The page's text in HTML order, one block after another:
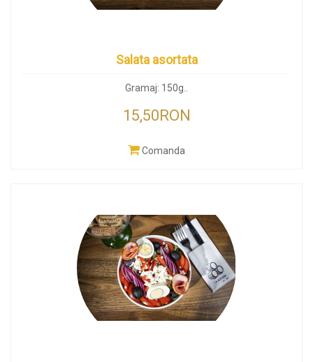
Salata asortata
Gramaj: 150g..
15,50RON
Comanda